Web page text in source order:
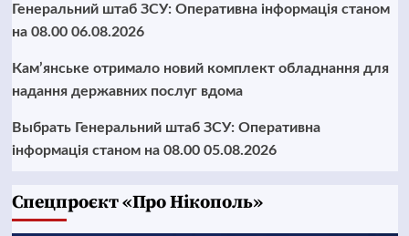
Генеральний штаб ЗСУ: Оперативна інформація станом
на 08.00 06.08.2026
Кам’янське отримало новий комплект обладнання для
надання державних послуг вдома
Выбрать Генеральний штаб ЗСУ: Оперативна
інформація станом на 08.00 05.08.2026
Cпецпроєкт «Про Нікополь»